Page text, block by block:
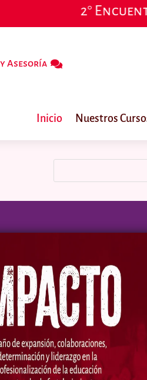
Encuentro
Asesoría
Inicio Nuestros